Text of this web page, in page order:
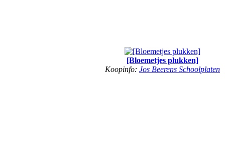
[Bloemetjes plukken]
Koopinfo: Jos Beerens Schoolplaten